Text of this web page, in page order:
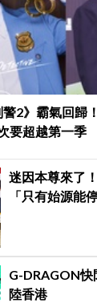
2》霸氣回歸
要超越第一季
迷因本尊來了
「只有始源能
G-DRAGON快
陸香港